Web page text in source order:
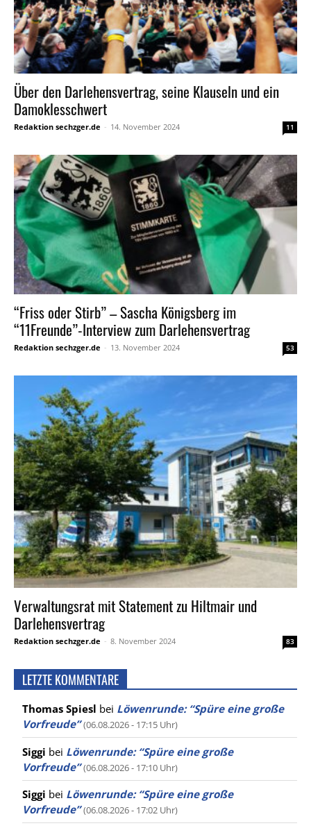
Über den Darlehensvertrag, seine Klauseln und ein
Damoklesschwert
Redaktion sechzger.de - 14. November 2024 11
“Friss oder Stirb” – Sascha Königsberg im
“11Freunde”-Interview zum Darlehensvertrag
Redaktion sechzger.de - 13. November 2024 53
Verwaltungsrat mit Statement zu Hiltmair und
Darlehensvertrag
Redaktion sechzger.de - 8. November 2024 83
LETZTE KOMMENTARE
Thomas Spiesl bei Löwenrunde: “Spüre eine große
Vorfreude” (06.08.2026 - 17:15 Uhr)
Siggi bei Löwenrunde: “Spüre eine große
Vorfreude” (06.08.2026 - 17:10 Uhr)
Siggi bei Löwenrunde: “Spüre eine große
Vorfreude” (06.08.2026 - 17:02 Uhr)